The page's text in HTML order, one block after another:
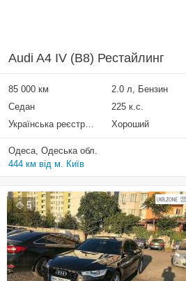
Audi A4 IV (B8) Рестайлинг
85 000 км 2.0 л, Бензин
Седан
225 к.с.
Українська реєстрація
Хороший
Одеса, Одеська обл.
444 км від м. Київ
5